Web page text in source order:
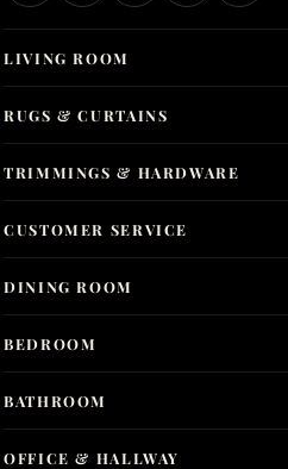
LIVING ROOM
DINING ROOM
BEDROOM
BATHROOM
OFFICE & HALLWAY
RUGS & CURTAINS
TRIMMINGS & HARDWARE
CUSTOMER SERVICE